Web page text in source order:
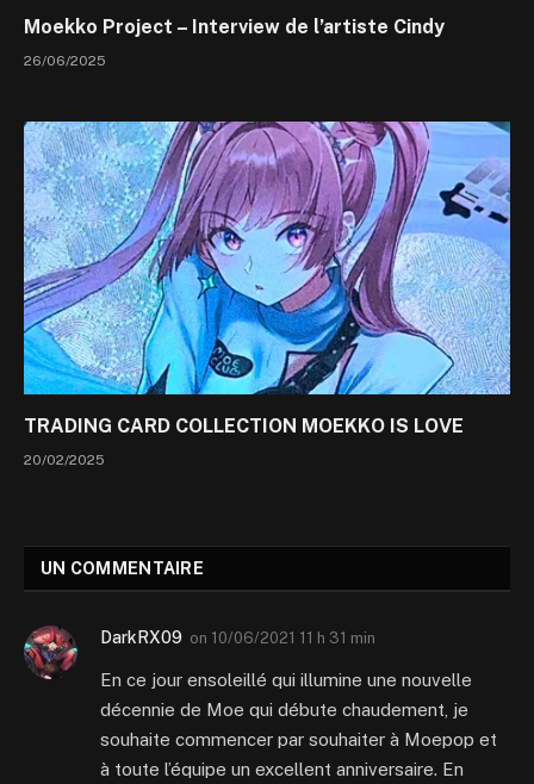
Moekko Project – Interview de l’artiste Cindy
26/06/2025
TRADING CARD COLLECTION MOEKKO IS LOVE
20/02/2025
UN COMMENTAIRE
DarkRX09 on 10/06/2021 11 h 31 min
En ce jour ensoleillé qui illumine une nouvelle
décennie de Moe qui débute chaudement, je
souhaite commencer par souhaiter à Moepop et
à toute l’équipe un excellent anniversaire. En